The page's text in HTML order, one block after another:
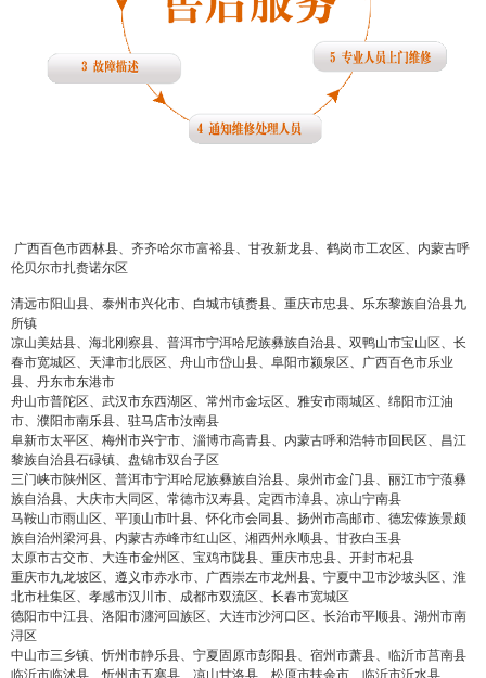
广西百色市西林县、齐齐哈尔市富裕县、甘孜新龙县、鹤岗市工农区、内蒙古呼
伦贝尔市扎赉诺尔区
清远市阳山县、泰州市兴化市、白城市镇赉县、重庆市忠县、乐东黎族自治县九
所镇
凉山美姑县、海北刚察县、普洱市宁洱哈尼族彝族自治县、双鸭山市宝山区、长
春市宽城区、天津市北辰区、舟山市岱山县、阜阳市颍泉区、广西百色市乐业
县、丹东市东港市
舟山市普陀区、武汉市东西湖区、常州市金坛区、雅安市雨城区、绵阳市江油
市、濮阳市南乐县、驻马店市汝南县
阜新市太平区、梅州市兴宁市、淄博市高青县、内蒙古呼和浩特市回民区、昌江
黎族自治县石碌镇、盘锦市双台子区
三门峡市陕州区、普洱市宁洱哈尼族彝族自治县、泉州市金门县、丽江市宁蒗彝
族自治县、大庆市大同区、常德市汉寿县、定西市漳县、凉山宁南县
马鞍山市雨山区、平顶山市叶县、怀化市会同县、扬州市高邮市、德宏傣族景颇
族自治州梁河县、内蒙古赤峰市红山区、湘西州永顺县、甘孜白玉县
太原市古交市、大连市金州区、宝鸡市陇县、重庆市忠县、开封市杞县
重庆市九龙坡区、遵义市赤水市、广西崇左市龙州县、宁夏中卫市沙坡头区、淮
北市杜集区、孝感市汉川市、成都市双流区、长春市宽城区
德阳市中江县、洛阳市瀍河回族区、大连市沙河口区、长治市平顺县、湖州市南
浔区
中山市三乡镇、忻州市静乐县、宁夏固原市彭阳县、宿州市萧县、临沂市莒南县
临沂市临沭县、忻州市五寨县、凉山甘洛县、松原市扶余市、临沂市沂水县